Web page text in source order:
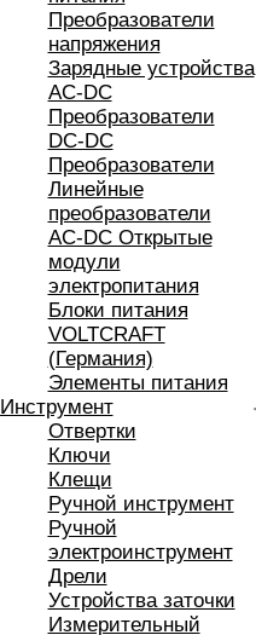
Преобразователи
напряжения
Зарядные устройства
AC-DC
Преобразователи
DC-DC
Преобразователи
Линейные
преобразователи
AC-DC Открытые
модули
электропитания
Блоки питания
VOLTCRAFT
(Германия)
Элементы питания
Инструмент
Отвертки
Ключи
Клещи
Ручной инструмент
Ручной
электроинструмент
Дрели
Устройства заточки
Измерительный